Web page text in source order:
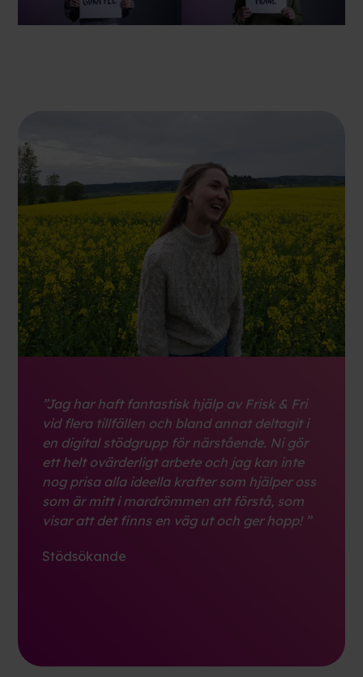
”Jag har haft fantastisk hjälp av Frisk & Fri
vid flera tillfällen och bland annat deltagit i
en digital stödgrupp för närstående. Ni gör
ett helt ovärderligt arbete och jag kan inte
nog prisa alla ideella krafter som hjälper oss
som är mitt i mardrömmen att förstå, som
visar att det finns en väg ut och ger hopp!”
Stödsökande